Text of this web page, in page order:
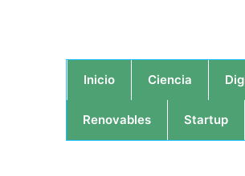
Inicio Ciencia
Renovables Startup